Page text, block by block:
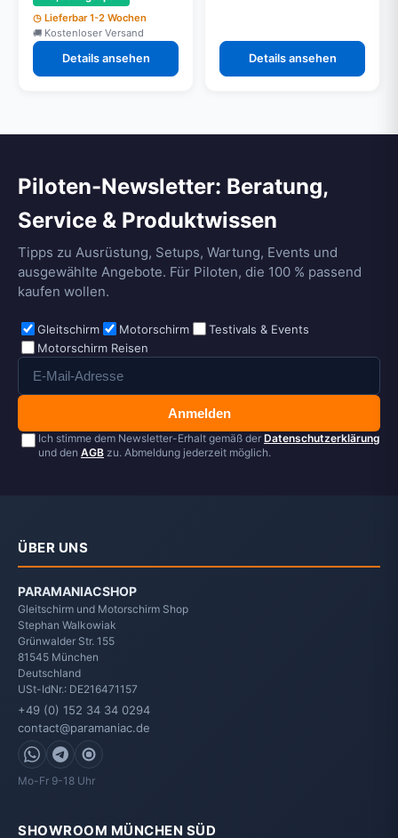
Lieferbar 1-2 Wochen
Kostenloser Versand
Details ansehen Details ansehen
Piloten-Newsletter: Beratung,
Service & Produktwissen
Tipps zu Ausrüstung, Setups, Wartung, Events und
ausgewählte Angebote. Für Piloten, die 100 % passend
kaufen wollen.
Gleitschirm Motorschirm
Testivals & Events
Motorschirm Reisen
Anmelden
Ich stimme dem Newsletter-Erhalt gemäß der Datenschutzerklärung
und den AGB zu. Abmeldung jederzeit möglich.
ÜBER UNS
PARAMANIACSHOP
Gleitschirm und Motorschirm Shop
Stephan Walkowiak
Grünwalder Str. 155
81545 München
Deutschland
USt-IdNr.: DE216471157
+49 (0) 152 34 34 0294
contact@paramaniac.de
WhatsApp
Telegram
Signal
Mo-Fr 9-18 Uhr
SHOWROOM MÜNCHEN SÜD